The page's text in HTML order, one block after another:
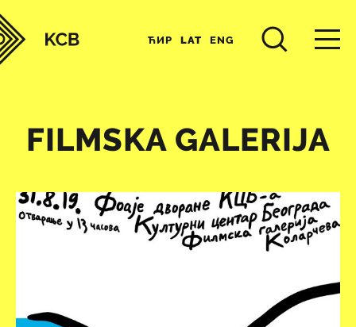
ЋИР LAT ENG
FILMSKA GALERIJA